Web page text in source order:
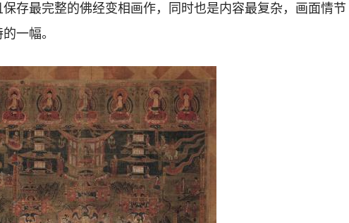
存最完整的佛经变相画作，同时也是内容最复杂，画面情节
一幅。